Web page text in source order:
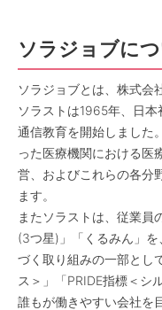
ソラジョブに
ソラジョブとは、株式会
ソラストは1965年、日本
通信教育を開始しました
った医療機関における医
営、およびこれらの各分
ます。
またソラストは、従業員
(3つ星)」「くるみん」
づく取り組みの一部とし
ス＞」「PRIDE指標＜シ
誰もが働きやすい会社を